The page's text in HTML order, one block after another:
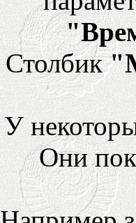
Столбик
У
Они